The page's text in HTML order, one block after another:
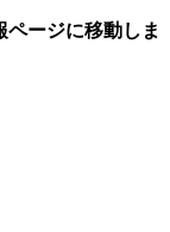
ージに移動しま